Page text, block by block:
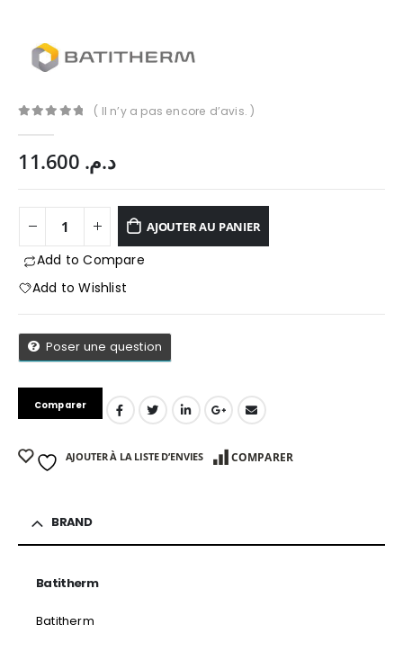
( Il n’y a pas encore d’avis. )
د.م.
AJOUTER AU PANIER
Add to Compare
Add to Wishlist
Poser une question
Comparer
AJOUTER À LA LISTE D’ENVIES COMPARER
BRAND
Batitherm
Batitherm